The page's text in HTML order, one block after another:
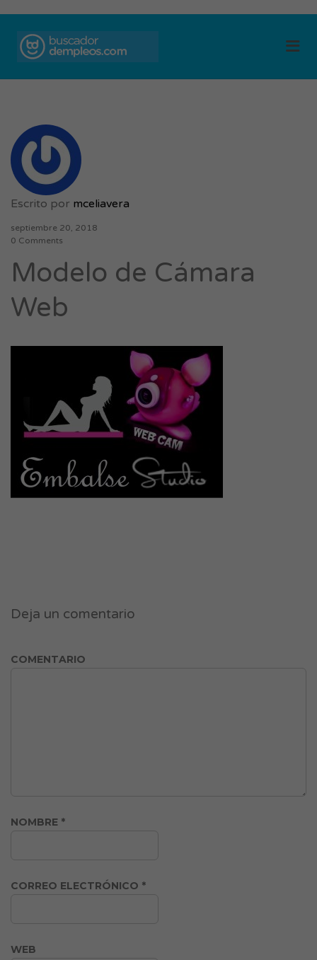
Escrito por mceliavera
septiembre 20, 2018
0 Comments
Modelo de Cámara
Web
Deja un comentario
COMENTARIO
NOMBRE *
CORREO ELECTRÓNICO *
WEB